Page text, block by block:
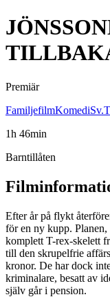
Premiär
FamiljefilmKomedi
1h 46min
Barntillåten
Efter år på flykt
för en ny kupp. Planen,
komplett T-rex-skelett
till den skrupelfrie
kronor. De har dock
kriminalare, besatt av
själv går i pension.